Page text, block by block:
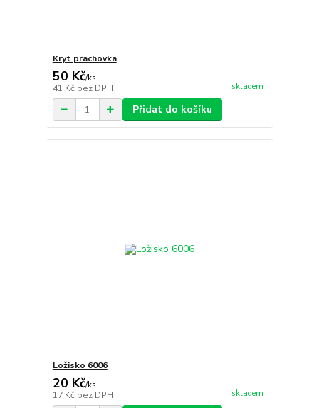
Kryt prachovka
50 Kč/ks
41 Kč bez DPH skladem
Přidat do košíku
Ložisko 6006
20 Kč/ks
17 Kč bez DPH skladem